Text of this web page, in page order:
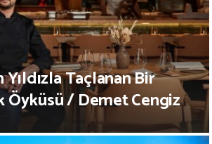
Taçlanan Bir
Öyküsü / Demet Cengiz